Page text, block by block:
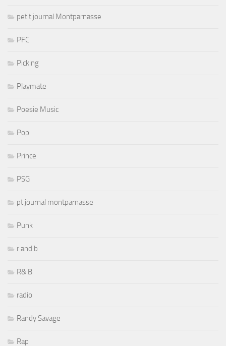
petit journal Montparnasse
PFC
Picking
Playmate
Poesie Music
Pop
Prince
PSG
pt journal montparnasse
Punk
r and b
R& B
radio
Randy Savage
Rap